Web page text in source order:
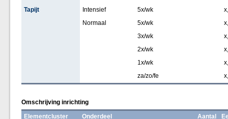
Tapijt Intensief 5x/wk
Normaal
5x/wk
3x/wk
2x/wk
1x/wk
za/zo/fe
Omschrijving inrichting
Elementcluster
Onderdeel Aantal